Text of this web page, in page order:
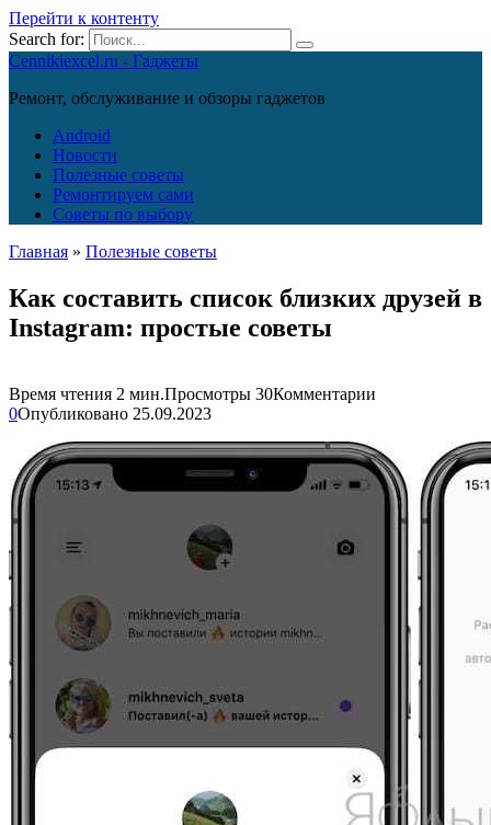
Перейти к контенту
Search for:
Cennikiexcel.ru - Гаджеты
Ремонт, обслуживание и обзоры гаджетов
Android
Новости
Полезные советы
Ремонтируем сами
Советы по выбору
Главная » Полезные советы
Как составить список близких друзей в
Instagram: простые советы
Время чтения 2 мин.Просмотры 30Комментарии
0Опубликовано 25.09.2023